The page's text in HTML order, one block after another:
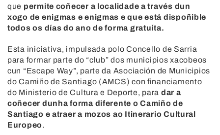
que permite coñecer a localidade a través dun
xogo de enigmas e enigmas e que está dispoñible
todos os días do ano de forma gratuíta.
Esta iniciativa, impulsada polo Concello de Sarria
para formar parte do “club” dos municipios xacobeos
cun “Escape Way”, parte da Asociación de Municipios
do Camiño de Santiago (AMCS) con financiamento
do Ministerio de Cultura e Deporte, para dar a
coñecer dunha forma diferente o Camiño de
Santiago e atraer a mozos ao Itinerario Cultural
Europeo.